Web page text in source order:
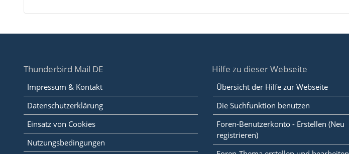
Thunderbird Mail DE
Impressum & Kontakt
Datenschutzerklärung
Einsatz von Cookies
Nutzungsbedingungen
Hilfe zu dieser Webseite
Übersicht der Hilfe zur Webseite
Die Suchfunktion benutzen
Foren-Benutzerkonto - Erstellen (Neu
registrieren)